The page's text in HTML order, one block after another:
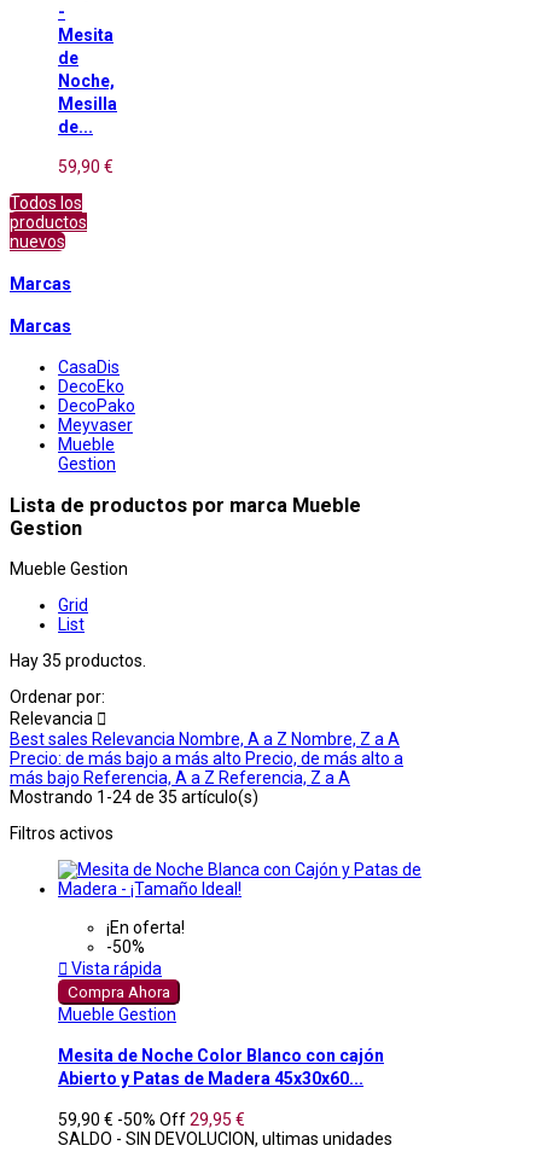
-
Mesita
de
Noche,
Mesilla
de...
59,90 €
Todos los
productos
nuevos
Marcas
Marcas
CasaDis
DecoEko
DecoPako
Meyvaser
Mueble
Gestion
Lista de productos por marca Mueble
Gestion
Mueble Gestion
Grid
List
Hay 35 productos.
Ordenar por:
Relevancia 
Best sales Relevancia Nombre, A a Z Nombre, Z a A
Precio: de más bajo a más alto Precio, de más alto a
más bajo Referencia, A a Z Referencia, Z a A
Mostrando 1-24 de 35 artículo(s)
Filtros activos
¡En oferta!
-50%
 Vista rápida
Compra Ahora
Mueble Gestion
Mesita de Noche Color Blanco con cajón
Abierto y Patas de Madera 45x30x60...
59,90 € -50% Off29,95 €
SALDO - SIN DEVOLUCION, ultimas unidades